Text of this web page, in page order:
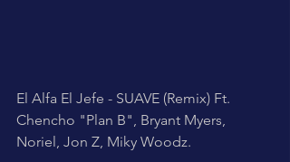
El Alfa El Jefe - SUAVE (Remix) Ft.
Chencho "Plan B", Bryant Myers,
Noriel, Jon Z, Miky Woodz.